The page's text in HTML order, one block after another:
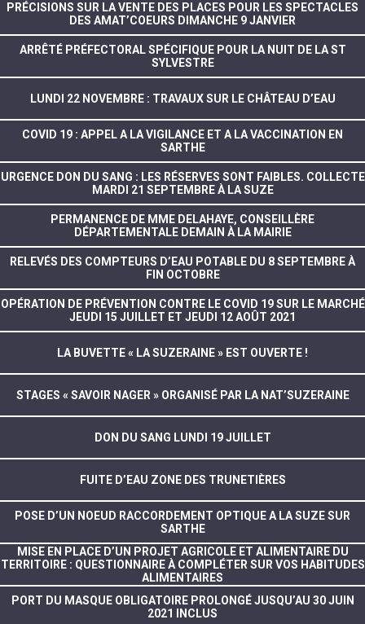
PRÉCISIONS SUR LA VENTE DES PLACES POUR LES SPECTACLES
DES AMAT’COEURS DIMANCHE 9 JANVIER
ARRÊTÉ PRÉFECTORAL SPÉCIFIQUE POUR LA NUIT DE LA ST
SYLVESTRE
LUNDI 22 NOVEMBRE : TRAVAUX SUR LE CHÂTEAU D’EAU
COVID 19 : APPEL A LA VIGILANCE ET A LA VACCINATION EN
SARTHE
URGENCE DON DU SANG : LES RÉSERVES SONT FAIBLES. COLLECTE
MARDI 21 SEPTEMBRE À LA SUZE
PERMANENCE DE MME DELAHAYE, CONSEILLÈRE
DÉPARTEMENTALE DEMAIN À LA MAIRIE
RELEVÉS DES COMPTEURS D’EAU POTABLE DU 8 SEPTEMBRE À
FIN OCTOBRE
OPÉRATION DE PRÉVENTION CONTRE LE COVID 19 SUR LE MARCHÉ
JEUDI 15 JUILLET ET JEUDI 12 AOÛT 2021
LA BUVETTE « LA SUZERAINE » EST OUVERTE !
STAGES « SAVOIR NAGER » ORGANISÉ PAR LA NAT’SUZERAINE
DON DU SANG LUNDI 19 JUILLET
FUITE D’EAU ZONE DES TRUNETIÈRES
POSE D’UN NOEUD RACCORDEMENT OPTIQUE A LA SUZE SUR
SARTHE
MISE EN PLACE D’UN PROJET AGRICOLE ET ALIMENTAIRE DU
TERRITOIRE : QUESTIONNAIRE À COMPLÉTER SUR VOS HABITUDES
ALIMENTAIRES
PORT DU MASQUE OBLIGATOIRE PROLONGÉ JUSQU’AU 30 JUIN
2021 INCLUS